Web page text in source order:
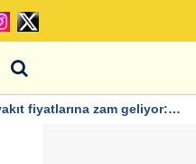
fiyatlarına zam geliyor: